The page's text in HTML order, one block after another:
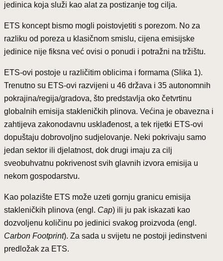
jedinica koja služi kao alat za postizanje tog cilja.
ETS koncept bismo mogli poistovjetiti s porezom. No za
razliku od poreza u klasičnom smislu, cijena emisijske
jedinice nije fiksna već ovisi o ponudi i potražni na tržištu.
ETS-ovi postoje u različitim oblicima i formama (Slika 1).
Trenutno su ETS-ovi razvijeni u 46 država i 35 autonomnih
pokrajina/regija/gradova, što predstavlja oko četvrtinu
globalnih emisija stakleničkih plinova. Većina je obavezna i
zahtijeva zakonodavnu usklađenost, a tek rijetki ETS-ovi
dopuštaju dobrovoljno sudjelovanje. Neki pokrivaju samo
jedan sektor ili djelatnost, dok drugi imaju za cilj
sveobuhvatnu pokrivenost svih glavnih izvora emisija u
nekom gospodarstvu.
Kao polazište ETS može uzeti gornju granicu emisija
stakleničkih plinova (engl. Cap) ili ju pak iskazati kao
dozvoljenu količinu po jedinici svakog proizvoda (engl.
Carbon Footprint). Za sada u svijetu ne postoji jedinstveni
predložak za ETS.